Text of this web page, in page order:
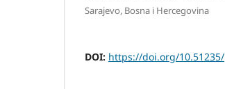
Sarajevo, Bosna i Hercegovina
DOI: https://doi.org/10.51235/